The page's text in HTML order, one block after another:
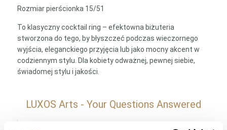
Rozmiar pierścionka 15/51
To klasyczny cocktail ring – efektowna biżuteria
stworzona do tego, by błyszczeć podczas wieczornego
wyjścia, eleganckiego przyjęcia lub jako mocny akcent w
codziennym stylu. Dla kobiety odważnej, pewnej siebie,
świadomej stylu i jakości.
LUXOS Arts - Your Questions Answered